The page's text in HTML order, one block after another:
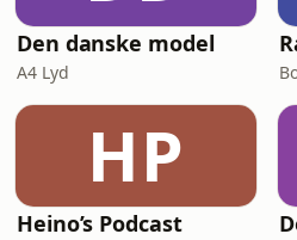
Den danske model
A4 Lyd
HP
Heino’s Podcast